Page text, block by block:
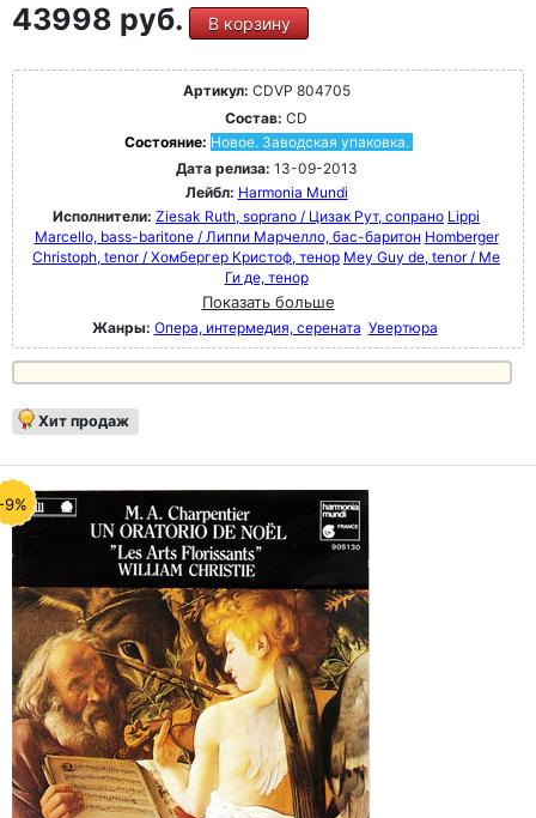
43998 руб. В корзину
Артикул: CDVP 804705
Состав: CD
Состояние: Новое. Заводская упаковка.
Дата релиза: 13-09-2013
Лейбл: Harmonia Mundi
Исполнители: Ziesak Ruth, soprano / Цизак Рут, сопрано Lippi
Marcello, bass-baritone / Липпи Марчелло, бас-баритон Homberger
Christoph, tenor / Хомбергер Кристоф, тенор Mey Guy de, tenor / Ме
Ги де, тенор
Показать больше
Жанры: Опера, интермедия, серената Увертюра
Хит продаж
9%